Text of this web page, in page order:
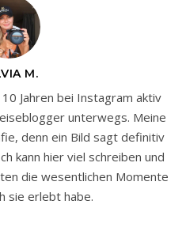
M.
Jahren bei Instagram aktiv
unterwegs. Meine
denn ein Bild sagt definitiv
kann hier viel schreiben und
die wesentlichen Momente
sie erlebt habe.